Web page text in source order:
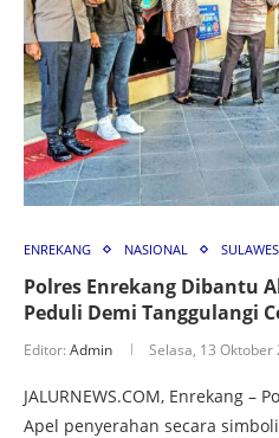
ENREKANG NASIONAL
Polres Enrekang Dibantu
Peduli Demi Tanggulangi
Editor: Admin Selasa, 13 Oktober
JALURNEWS.COM, Enrekang –
Apel penyerahan secara